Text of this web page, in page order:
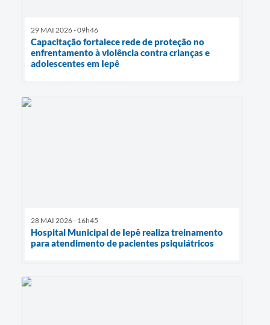
29 MAI 2026 - 09h46
Capacitação fortalece rede de proteção no
enfrentamento à violência contra crianças e
adolescentes em Iepê
28 MAI 2026 - 16h45
Hospital Municipal de Iepê realiza treinamento
para atendimento de pacientes psiquiátricos